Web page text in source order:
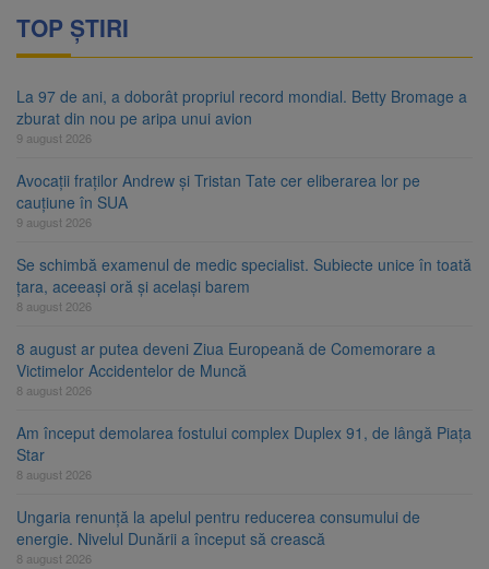
TOP ȘTIRI
La 97 de ani, a doborât propriul record mondial. Betty Bromage a
zburat din nou pe aripa unui avion
9 august 2026
Avocații fraților Andrew și Tristan Tate cer eliberarea lor pe
cauțiune în SUA
9 august 2026
Se schimbă examenul de medic specialist. Subiecte unice în toată
țara, aceeași oră și același barem
8 august 2026
8 august ar putea deveni Ziua Europeană de Comemorare a
Victimelor Accidentelor de Muncă
8 august 2026
Am început demolarea fostului complex Duplex 91, de lângă Piața
Star
8 august 2026
Ungaria renunță la apelul pentru reducerea consumului de
energie. Nivelul Dunării a început să crească
8 august 2026